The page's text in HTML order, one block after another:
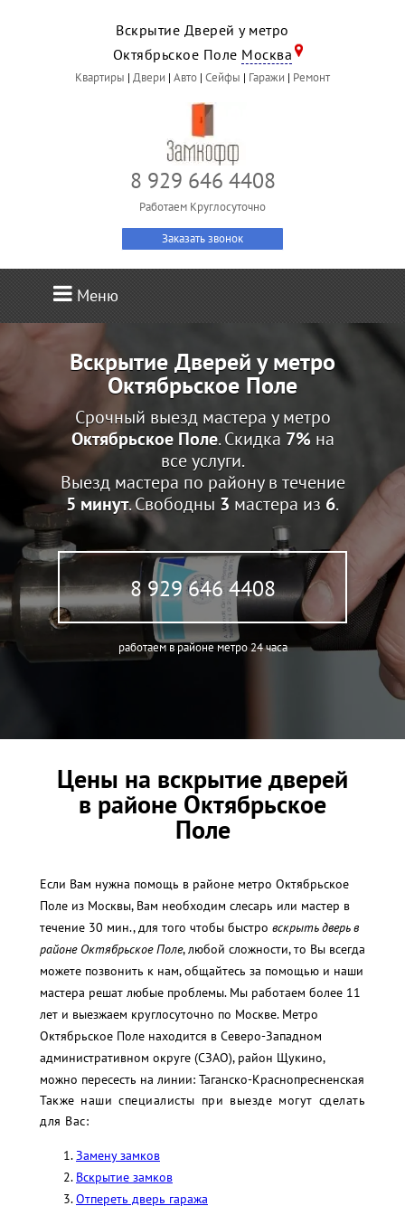
Вскрытие Дверей у метро
Октябрьское Поле Москва
Квартиры | Двери | Авто | Сейфы | Гаражи | Ремонт
8 929 646 4408
Работаем Круглосуточно
Заказать звонок
Меню
Вскрытие Дверей у метро
Октябрьское Поле
Срочный выезд мастера у метро
Октябрьское Поле. Скидка 7%на
все услуги.
Выезд мастера по району в течение
5 минут. Свободны 3 мастера из 6.
8 929 646 4408
работаем в районе метро 24 часа
Цены на вскрытие дверей
в районе Октябрьское
Поле
Если Вам нужна помощь в районе метро Октябрьское
Поле из Москвы, Вам необходим слесарь или мастер в
течение 30 мин., для того чтобы быстро вскрыть дверь в
районе Октябрьское Поле, любой сложности, то Вы всегда
можете позвонить к нам, общайтесь за помощью и наши
мастера решат любые проблемы. Мы работаем более 11
лет и выезжаем круглосуточно по Москве. Метро
Октябрьское Поле находится в Северо-Западном
административном округе (СЗАО), район Щукино,
можно пересесть на линии: Таганско-Краснопресненская
Также наши специалисты при выезде могут сделать
для Вас:
Замену замков
Вскрытие замков
Отпереть дверь гаража